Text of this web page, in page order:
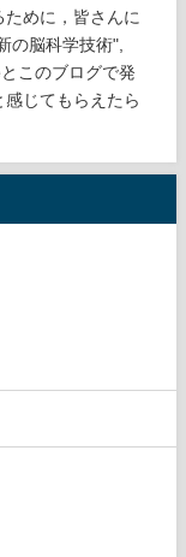
ために，皆さんに
の脳科学技術",
このブログで発
じてもらえたら